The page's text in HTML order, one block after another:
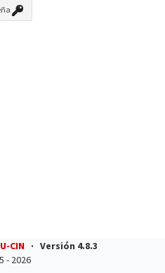
CIN· Versión 4.8.3
- 2026